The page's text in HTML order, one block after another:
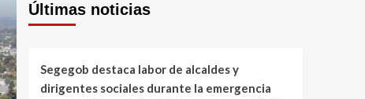
Últimas noticias
Segegob destaca labor de alcaldes y
dirigentes sociales durante la emergencia